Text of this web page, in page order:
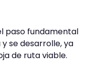
paso fundamental
se desarrolle, ya
de ruta viable.